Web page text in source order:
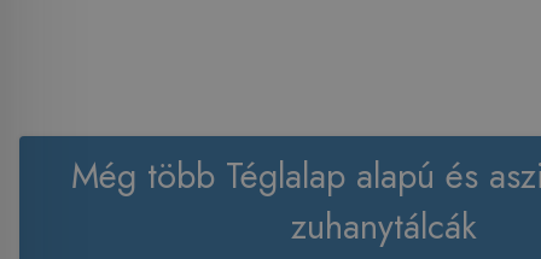
Még több Téglalap alapú és
zuhanytálcák